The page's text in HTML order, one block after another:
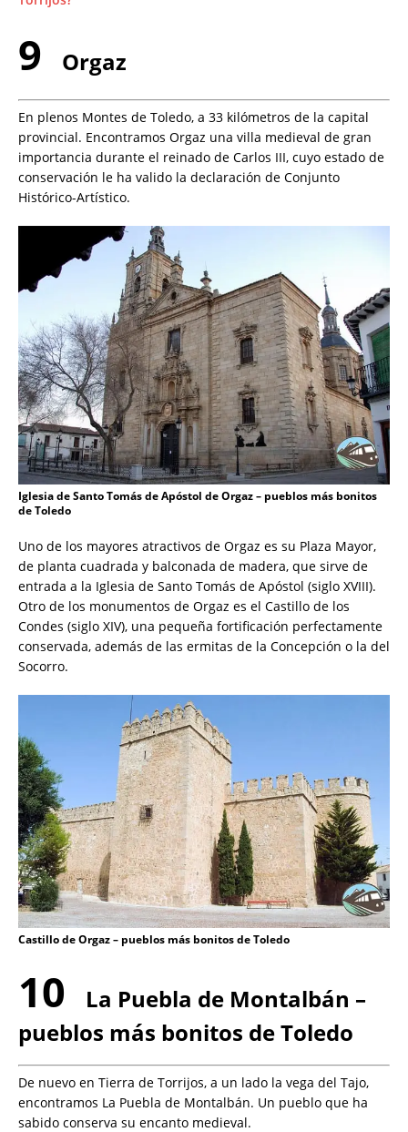
9 Orgaz
En plenos Montes de Toledo, a 33 kilómetros de la capital
provincial. Encontramos Orgaz una villa medieval de gran
importancia durante el reinado de Carlos III, cuyo estado de
conservación le ha valido la declaración de Conjunto
Histórico-Artístico.
Iglesia de Santo Tomás de Apóstol de Orgaz – pueblos más bonitos
de Toledo
Uno de los mayores atractivos de Orgaz es su Plaza Mayor,
de planta cuadrada y balconada de madera, que sirve de
entrada a la Iglesia de Santo Tomás de Apóstol (siglo XVIII).
Otro de los monumentos de Orgaz es el Castillo de los
Condes (siglo XIV), una pequeña fortificación perfectamente
conservada, además de las ermitas de la Concepción o la del
Socorro.
Castillo de Orgaz – pueblos más bonitos de Toledo
10
La Puebla de Montalbán –
pueblos más bonitos de Toledo
De nuevo en Tierra de Torrijos, a un lado la vega del Tajo,
encontramos La Puebla de Montalbán. Un pueblo que ha
sabido conserva su encanto medieval.